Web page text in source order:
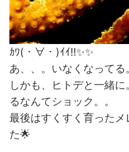
ｶﾜ(・∀・)ｲｲ!!✨✨
あ、、。いなくなってる
しかも、ヒトデと一緒
るなんてショック。。
最後はすくすく育った
た🌟